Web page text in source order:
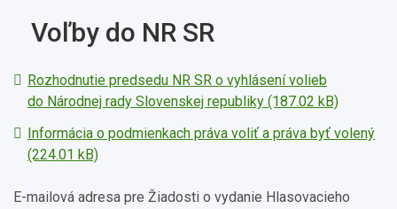
Voľby do NR SR
Rozhodnutie predsedu NR SR o vyhlásení volieb
do Národnej rady Slovenskej republiky (187.02 kB)
Informácia o podmienkach práva voliť a práva byť volený
(224.01 kB)
E-mailová adresa pre Žiadosti o vydanie Hlasovacieho